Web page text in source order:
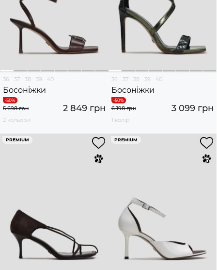
36 37 38 39 40
Босоніжки
2 849 грн
5 698 грн
2 кольори
36 37 38 39 40
Босоніжки
3 099 грн
6 198 грн
1 колір
PREMIUM PREMIUM